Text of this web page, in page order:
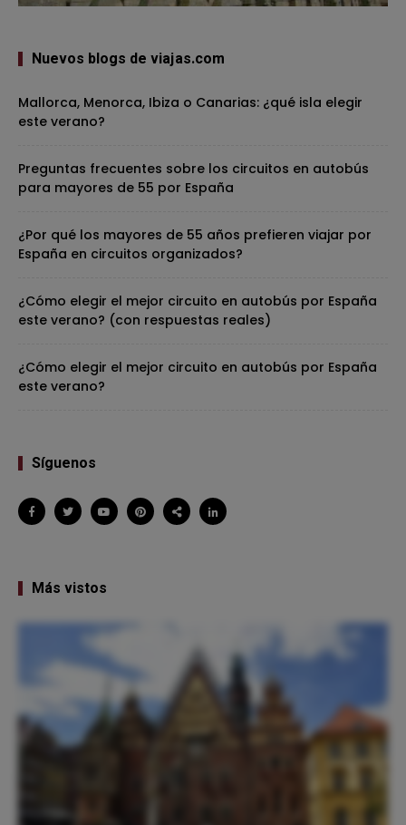
Nuevos blogs de viajas.com
Mallorca, Menorca, Ibiza o Canarias: ¿qué isla elegir
este verano?
Preguntas frecuentes sobre los circuitos en autobús
para mayores de 55 por España
¿Por qué los mayores de 55 años prefieren viajar por
España en circuitos organizados?
¿Cómo elegir el mejor circuito en autobús por España
este verano? (con respuestas reales)
¿Cómo elegir el mejor circuito en autobús por España
este verano?
Síguenos
Más vistos